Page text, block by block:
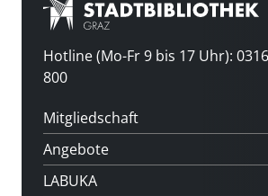
Hotline (Mo-Fr 9 bis 17 Uhr):
800
Mitgliedschaft
Angebote
LABUKA